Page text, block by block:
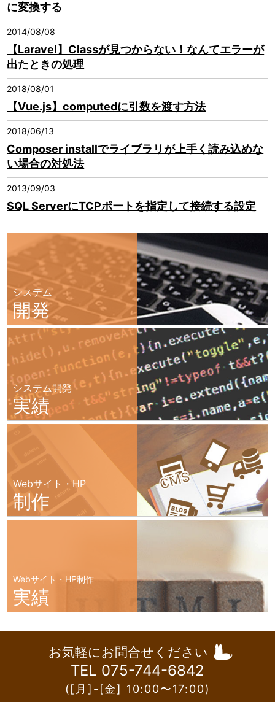
に変換する
2014/08/08
【Laravel】Classが見つからない！なんてエラーが
出たときの処理
2018/08/01
【Vue.js】computedに引数を渡す方法
2018/06/13
Composer installでライブラリが上手く読み込めな
い場合の対処法
2013/09/03
SQL ServerにTCPポートを指定して接続する設定
システム
開発
システム開発
実績
Webサイト・HP
制作
Webサイト・HP制作
実績
お気軽にお問合せください
TEL 075-744-6842
([月]-[金] 10:00〜17:00)